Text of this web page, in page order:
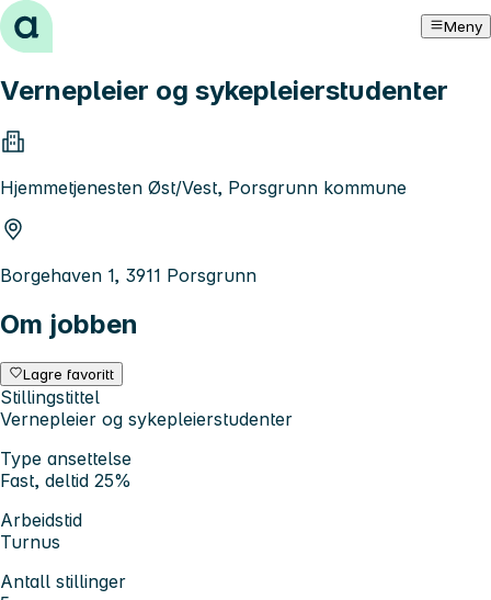
Hopp til innhold Meny
Vernepleier og sykepleierstudenter
Hjemmetjenesten Øst/Vest, Porsgrunn kommune
Borgehaven 1, 3911 Porsgrunn
Om jobben
Lagre favoritt
Stillingstittel
Vernepleier og sykepleierstudenter
Type ansettelse
Fast, deltid 25%
Arbeidstid
Turnus
Antall stillinger